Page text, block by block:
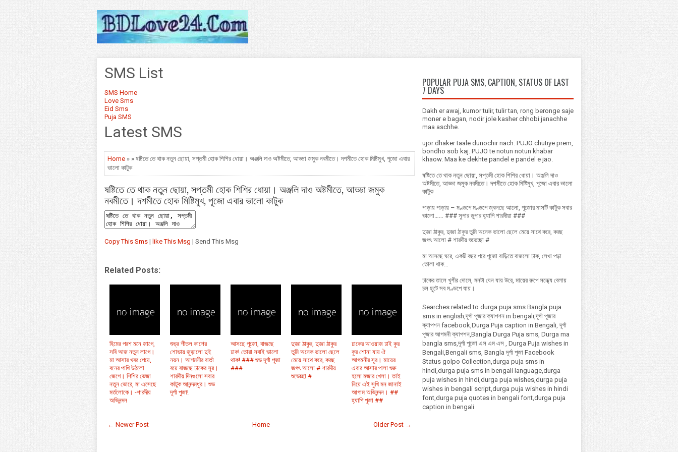
SMS List
SMS Home
Love Sms
Eid Sms
Puja SMS
Latest SMS
Home » » ষষ্টিতে তে থাক নতুন ছোয়া, সপ্তমী হোক শিশির ধোয়া। অঞ্জলি দাও অষ্টমীতে, আড্ডা জমুক নবমীতে। দশমীতে হোক মিষ্টিমুখ, পূজো এবার
ভালো কাটুক
ষষ্টিতে তে থাক নতুন ছোয়া, সপ্তমী হোক শিশির ধোয়া। অঞ্জলি দাও অষ্টমীতে, আড্ডা জমুক
নবমীতে। দশমীতে হোক মিষ্টিমুখ, পূজো এবার ভালো কাটুক
Copy This Sms | like This Msg | Send This Msg
Related Posts:
হিমের পরশ মনে জাগে,
সবি আজ নতুন লাগে।
মা আসার খবর পেয়ে,
বনের পাখি উঠলো
জেগে। শিশির ভেজা
নতুন ভোরে, মা এসেছে
মর্তলোকে। -শারদীয়
অভিনন্দন
শুভ্র শীতল কাশের
শোভায় জুড়ালো দুই
নয়ন। আগমনীর বার্তা
বয়ে বাজছে ঢাকের সূর।
শারদীয় দিনগুলো সবার
কাটুক আনন্দমধুর। শুভ
দূর্গা পুজা!
আসছে পূজো, বাজছে
ঢাক! তোরা সবাই ভালো
থাক! ### শুভ দূর্গা পূজা
###
দুজ্ঞা ঠাকুর, দুজ্ঞা ঠাকুর
তুমি অনেক ভালো ছেলে
মেয়ে সাথে করে, করছ
জগৎ আলো # শারদীয়
শুভেচ্ছা #
ঢাকের আওয়াজ ঢাই কুর
কুর শোনা যায় ঐ
আগমনীর সূর। মায়ের
এবার আসার পালা শুরু
হলো মজার খেলা। তাই
নিয়ে এই সুখি মন জানাই
আগাম অভিনন্দন। ##
হ্যাপি পূজা ##
← Newer Post Older Post →
Home
POPULAR PUJA SMS, CAPTION, STATUS OF LAST
7 DAYS
Dakh er awaj, kumor tulir, tulir tan, rong beronge saje
moner e bagan, nodir jole kasher chhobi janachhe
maa aschhe.
ujor dhaker taale dunochir nach. PUJO chutiye prem,
bondho sob kaj. PUJO te notun notun khabar
khaow. Maa ke dekhte pandel e pandel e jao.
ষষ্টিতে তে থাক নতুন ছোয়া, সপ্তমী হোক শিশির ধোয়া। অঞ্জলি দাও
অষ্টমীতে, আড্ডা জমুক নবমীতে। দশমীতে হোক মিষ্টিমুখ, পূজো এবার ভালো
কাটুক
পাড়ায় পাড়ায় – মণ্ডপে মণ্ডপে জ্বলছে আলো, পূজোর মাসটি কাটুক সবার
ভালো…… ### সুপার ডুপার হ্যাপি শারদীয়া ###
দুজ্ঞা ঠাকুর, দুজ্ঞা ঠাকুর তুমি অনেক ভালো ছেলে মেয়ে সাথে করে, করছ
জগৎ আলো # শারদীয় শুভেচ্ছা #
মা আসছে ঘরে, একটি বছর পরে পূজো বাড়িতে বাজলো ঢাক, লেখা পড়া
তোলা থাক…
ঢাকের তালে খুশীর দোলে, মনটা যেন যায় উরে, মায়ের রুপে সন্ধ্যে বেলায়
চল ছুটে সব মণ্ডপে যায়।
Searches related to durga puja sms Bangla puja
sms in english,দূর্গা পূজার ক্যাপশন in bengali,দূর্গা পূজার
ক্যাপশন facebook,Durga Puja caption in Bengali, দূর্গা
পূজার আগমনী ক্যাপশন,Bangla Durga Puja sms, Durga ma
bangla sms,দূর্গা পূজো এস এম এস , Durga Puja wishes in
Bengali,Bengali sms, Bangla দূর্গা পূজা Facebook
Status golpo Collection,durga puja sms in
hindi,durga puja sms in bengali language,durga
puja wishes in hindi,durga puja wishes,durga puja
wishes in bengali script,durga puja wishes in hindi
font,durga puja quotes in bengali font,durga puja
caption in bengali